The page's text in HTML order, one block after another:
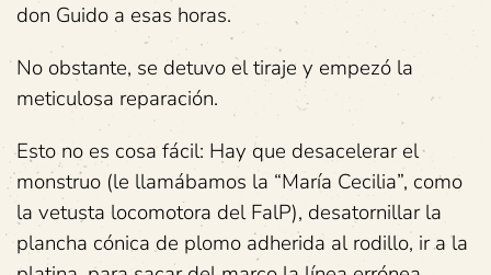
don Guido a esas horas.
No obstante, se detuvo el tiraje y empezó la
meticulosa reparación.
Esto no es cosa fácil: Hay que desacelerar el
monstruo (le llamábamos la “María Cecilia”, como
la vetusta locomotora del FalP), desatornillar la
plancha cónica de plomo adherida al rodillo, ir a la